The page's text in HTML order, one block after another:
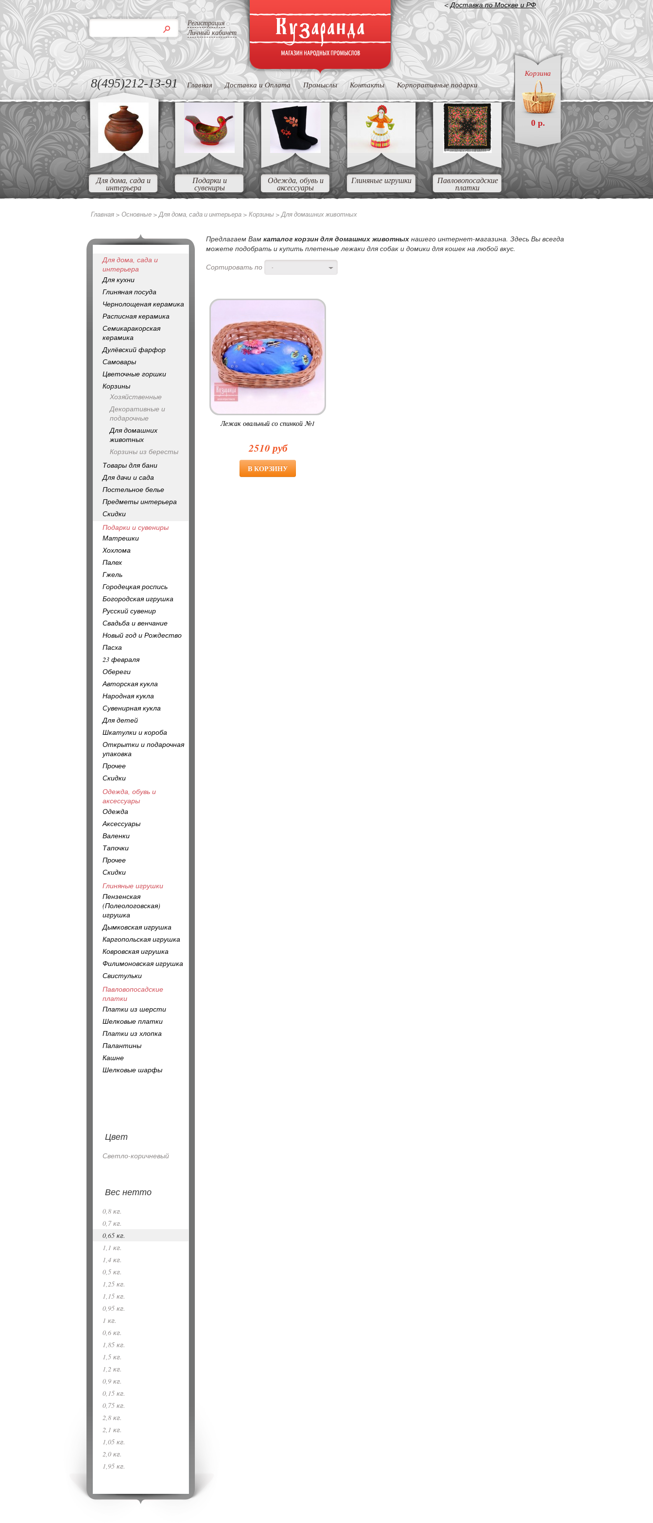
Регистрация
Личный кабинет
<Доставка по Москве и РФ
Корзина
0 р.
8(495)212-13-91 Главная Доставка и Оплата Промыслы Контакты Корпоративные подарки
Для дома, сада и
интерьера
Подарки и
сувениры
Одежда, обувь и
аксессуары
Глиняные игрушки Павловопосадские
платки
Главная > Основные >Для дома, сада и интерьера > Корзины >Для домашних животных
Предлагаем Вам каталог корзин для домашних животных нашего интернет-магазина. Здесь Вы всегда
можете подобрать и купить плетеные лежаки для собак и домики для кошек на любой вкус.
Сортировать по
-
Лежак овальный со спинкой №1
2510 руб
Для дома, сада и
интерьера
Для кухни
Глиняная посуда
Чернолощеная керамика
Расписная керамика
Семикаракорская
керамика
Дулёвский фарфор
Самовары
Цветочные горшки
Корзины
Хозяйственные
Декоративные и
подарочные
Для домашних
животных
Корзины из бересты
Товары для бани
Для дачи и сада
Постельное белье
Предметы интерьера
Скидки
Подарки и сувениры
Матрешки
Хохлома
Палех
Гжель
Городецкая роспись
Богородская игрушка
Русский сувенир
Свадьба и венчание
Новый год и Рождество
Пасха
23 февраля
Обереги
Авторская кукла
Народная кукла
Сувенирная кукла
Для детей
Шкатулки и короба
Открытки и подарочная
упаковка
Прочее
Скидки
Одежда, обувь и
аксессуары
Одежда
Аксессуары
Валенки
Тапочки
Прочее
Скидки
Глиняные игрушки
Пензенская
(Полеологовская)
игрушка
Дымковская игрушка
Каргопольская игрушка
Ковровская игрушка
Филимоновская игрушка
Свистульки
Павловопосадские
платки
Платки из шерсти
Шелковые платки
Платки из хлопка
Палантины
Кашне
Шелковые шарфы
Цвет
Светло-коричневый
Вес нетто
0,8 кг.
0,7 кг.
0,65 кг.
1,1 кг.
1,4 кг.
0,5 кг.
1,25 кг.
1,15 кг.
0,95 кг.
1 кг.
0,6 кг.
1,85 кг.
1,5 кг.
1,2 кг.
0,9 кг.
0,15 кг.
0,75 кг.
2,8 кг.
2,1 кг.
1,05 кг.
2,0 кг.
1,95 кг.